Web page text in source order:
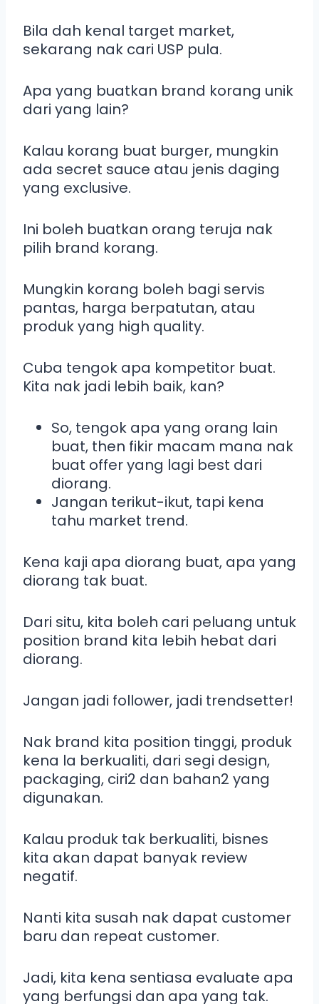
Bila dah kenal target market,
sekarang nak cari USP pula.
Apa yang buatkan brand korang unik
dari yang lain?
Kalau korang buat burger, mungkin
ada secret sauce atau jenis daging
yang exclusive.
Ini boleh buatkan orang teruja nak
pilih brand korang.
Mungkin korang boleh bagi servis
pantas, harga berpatutan, atau
produk yang high quality.
Cuba tengok apa kompetitor buat.
Kita nak jadi lebih baik, kan?
So, tengok apa yang orang lain
buat, then fikir macam mana nak
buat offer yang lagi best dari
diorang.
Jangan terikut-ikut, tapi kena
tahu market trend.
Kena kaji apa diorang buat, apa yang
diorang tak buat.
Dari situ, kita boleh cari peluang untuk
position brand kita lebih hebat dari
diorang.
Jangan jadi follower, jadi trendsetter!
Nak brand kita position tinggi, produk
kena la berkualiti, dari segi design,
packaging, ciri2 dan bahan2 yang
digunakan.
Kalau produk tak berkualiti, bisnes
kita akan dapat banyak review
negatif.
Nanti kita susah nak dapat customer
baru dan repeat customer.
Jadi, kita kena sentiasa evaluate apa
yang berfungsi dan apa yang tak.